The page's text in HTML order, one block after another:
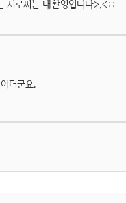
저로써는 대환영입니다>.<;;
더군요.